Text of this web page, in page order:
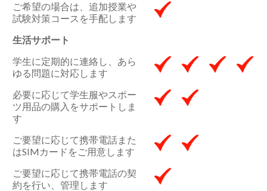
ご希望の場合は、追加授業や
試験対策コースを手配します
生活サポート
学生に定期的に連絡し、あら
ゆる問題に対応します
必要に応じて学生服やスポー
ツ用品の購入をサポートしま
す
ご要望に応じて携帯電話また
はSIMカードをご用意します
ご要望に応じて携帯電話の契
約を行い、管理します